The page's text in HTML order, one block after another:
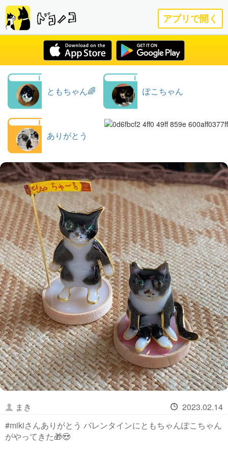
アプリで開く
ともちゃん🌈 ぽこちゃん
ありがとう
まき
2023.02.14
#mikiさんありがとう バレンタインにともちゃんぽこちゃん
がやってきた🎁😍